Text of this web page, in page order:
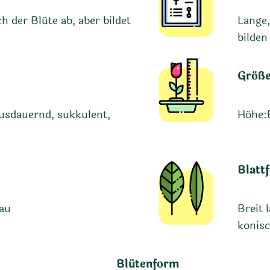
der Blüte ab, aber bildet
bilden
sukkulent, Höhe:
Breit
Blütenform